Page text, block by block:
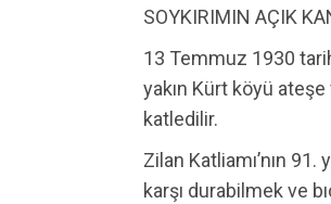
SOYKIRIMIN AÇIK
13 Temmuz 1930
yakın Kürt köyü
katledilir.
Zilan Katliamı’nın
karşı durabilmek ve